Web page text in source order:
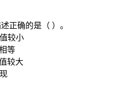
正确的是（ ）。
较小
等
较大